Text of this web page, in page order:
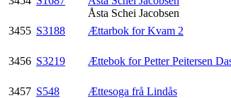
Åsta Schei Jacobsen
3455 S3188 Ættarbok for Kvam 2
3456 S3219 Ættebok for Petter Peitersen
3457 S548 Ættesoga frå Lindås